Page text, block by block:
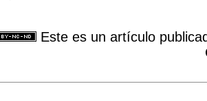
Este es un artículo